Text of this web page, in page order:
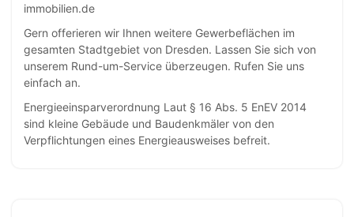
immobilien.de
Gern offerieren wir Ihnen weitere Gewerbeflächen im
gesamten Stadtgebiet von Dresden. Lassen Sie sich von
unserem Rund-um-Service überzeugen. Rufen Sie uns
einfach an.
Energieeinsparverordnung Laut § 16 Abs. 5 EnEV 2014
sind kleine Gebäude und Baudenkmäler von den
Verpflichtungen eines Energieausweises befreit.